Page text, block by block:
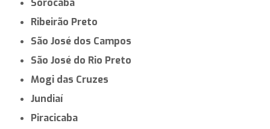
Sorocaba
Ribeirão Preto
São José dos Campos
São José do Rio Preto
Mogi das Cruzes
Jundiaí
Piracicaba